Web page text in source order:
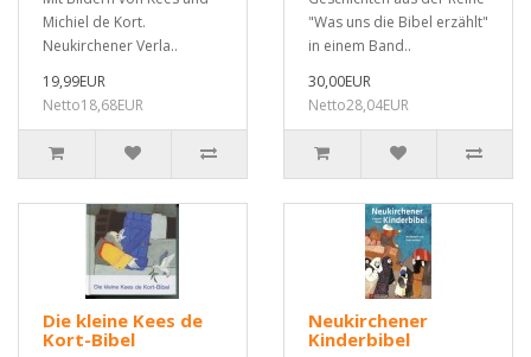
Michiel de Kort.
Neukirchener Verla..
19,99EUR
Netto18,68EUR
"Was uns die Bibel erzählt"
in einem Band..
30,00EUR
Netto28,04EUR
Die kleine Kees de
Kort-Bibel
Neukirchener
Kinderbibel